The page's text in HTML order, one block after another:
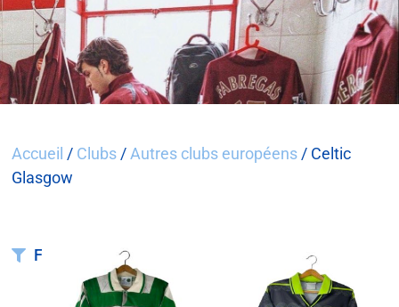
Accueil / Clubs / Autres clubs européens / Celtic
Glasgow
Filtrer